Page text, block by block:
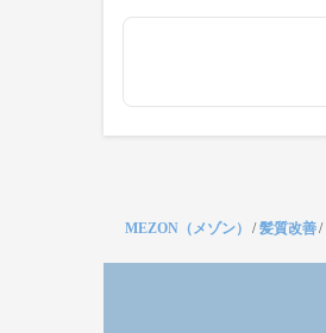
MEZON（メゾン） /髪質改善/